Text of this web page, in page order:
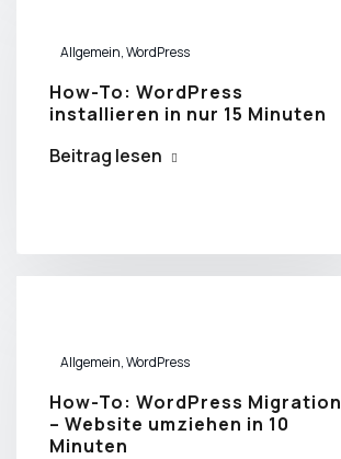
Allgemein,WordPress
How-To: WordPress
installieren in nur 15 Minuten
Beitrag lesen
Allgemein,WordPress
How-To: WordPress Migration
– Website umziehen in 10
Minuten